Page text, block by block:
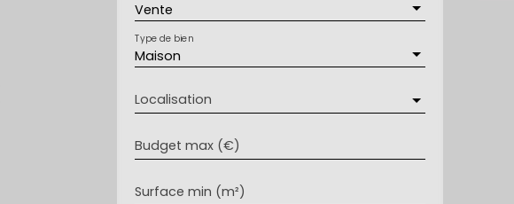
Vente
Maison
Type de bien
Localisation
Budget max (€)
Surface min (m²)